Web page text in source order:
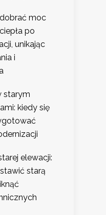
moc
po
unikając
i
starym
kiedy się
elewacji:
starą